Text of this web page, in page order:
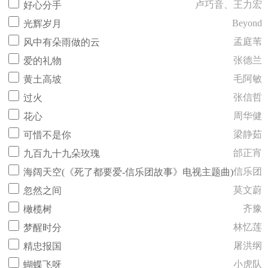
好心分手
卢巧音、王力宏
光辉岁月
Beyond
风中有朵雨做的云
孟庭苇
爱的礼物
张德兰
黄土高坡
毛阿敏
过火
张信哲
花心
周华健
可惜不是你
梁静茹
九百九十九朵玫瑰
邰正宵
海阔天空(《死了都要爱-信乐团故事》电视主题曲)信乐团
忽然之间
莫文蔚
橄榄树
齐豫
梦醒时分
林忆莲
精忠报国
屠洪纲
蝴蝶飞呀
小虎队